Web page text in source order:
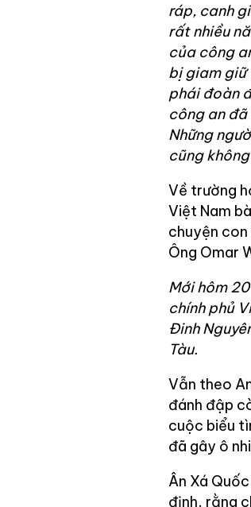
ráp, canh
rất nhiều
của công
bị giam giữ
phái đoàn
công an
Những
cũng
Về trường
Việt Nam
chuyện
Ông Omar
Mới hôm
chính phủ
Đinh
Tàu.
Vẫn theo
đánh đập
cuộc biểu
đã gây ô
Ân Xá
định, rằng